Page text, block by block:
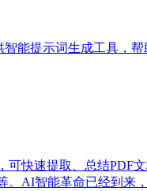
能提示词生成工具，
可快速提取、总结
AI智能革命已经到来